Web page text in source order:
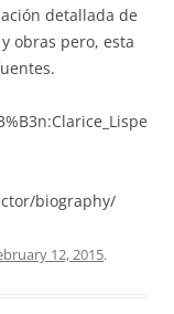
detallada de
obras pero, esta
biography/
12, 2015.